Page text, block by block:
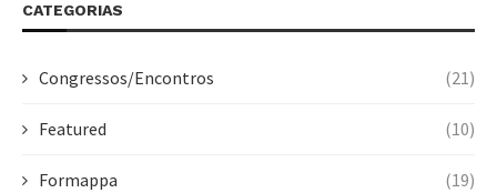
CATEGORIAS
Congressos/Encontros (21)
Featured (10)
Formappa (19)